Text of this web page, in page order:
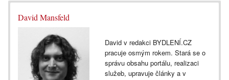
David Mansfeld
David v redakci BYDLENÍ.CZ
pracuje osmým rokem. Stará se o
správu obsahu portálu, realizaci
služeb, upravuje články a v